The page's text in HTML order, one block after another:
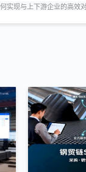
实现与上下游企业的高效对